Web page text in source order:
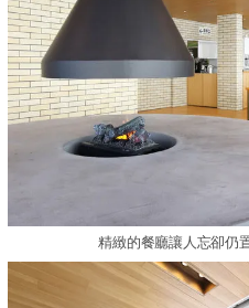
精緻的餐廳讓人忘卻仍